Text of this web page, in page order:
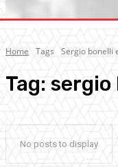
Home Tags Sergio bonelli
Tag: sergio
No posts to display